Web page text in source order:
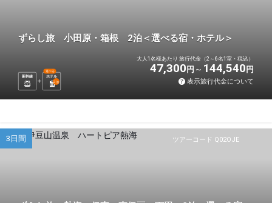
ずらし旅 小田原・箱根 2泊＜選べる宿・ホテル＞
新幹線 ホテル
選べる
2泊
大人1名様あたり 旅行代金（2～6名1室・税込）
47,300 円 144,540 円
表示旅行代金について
ツアーコード Q02OJE
3日間